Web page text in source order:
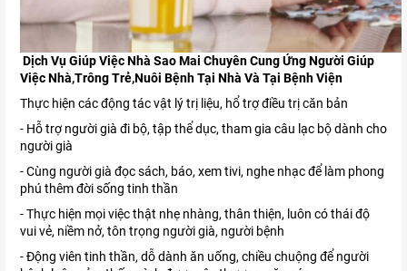
Dịch Vụ Giúp Việc Nhà Sao Mai Chuyên Cung Ứng Người Giúp
Việc Nhà,Trông Trẻ,Nuôi Bệnh Tại Nhà Và Tại Bệnh Viện
Thực hiện các động tác vật lý trị liệu, hổ trợ điều trị căn bản
- Hỗ trợ người già đi bộ, tập thể dục, tham gia câu lạc bộ dành cho
người già
- Cùng người già đọc sách, báo, xem tivi, nghe nhạc để làm phong
phú thêm đời sống tinh thần
- Thực hiện mọi việc thật nhẹ nhàng, thân thiện, luôn có thái độ
vui vẻ, niềm nở, tôn trọng người già, người bệnh
- Động viên tinh thần, dỗ dành ăn uống, chiều chuộng để người